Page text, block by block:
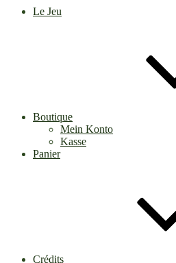
Le Jeu
Boutique
Mein Konto
Kasse
Panier
Crédits